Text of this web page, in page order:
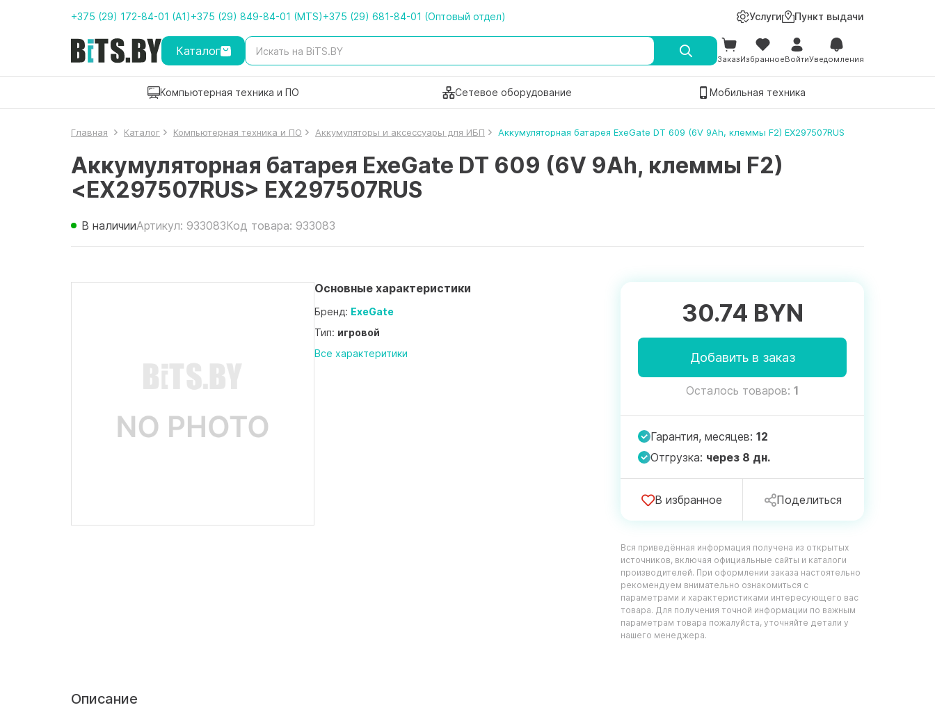
+375 (29) 172-84-01 (A1)+375 (29) 849-84-01 (MTS)+375 (29) 681-84-01 (Оптовый отдел) Услуги Пункт выдачи
Каталог
ЗаказИзбранноеВойтиУведомления
Компьютерная техника и ПО Сетевое оборудование Мобильная техника
Главная Каталог Компьютерная техника и ПО Аккумуляторы и аксессуары для ИБП Аккумуляторная батарея ExeGate DT 609 (6V 9Ah, клеммы F2) EX297507RUS
Аккумуляторная батарея ExeGate DT 609 (6V 9Ah, клеммы F2)
<EX297507RUS> EX297507RUS
В наличииАртикул: 933083Код товара: 933083
Основные характеристики
Бренд: ExeGate
Тип: игровой
Все характеритики
30.74 BYN
Добавить в заказ
Осталось товаров: 1
Гарантия, месяцев: 12
Отгрузка: через 8 дн.
В избранное Поделиться
Вся приведённая информация получена из открытых
источников, включая официальные сайты и каталоги
производителей. При оформлении заказа настоятельно
рекомендуем внимательно ознакомиться с
параметрами и характеристиками интересующего вас
товара. Для получения точной информации по важным
параметрам товара пожалуйста, уточняйте детали у
нашего менеджера.
Описание